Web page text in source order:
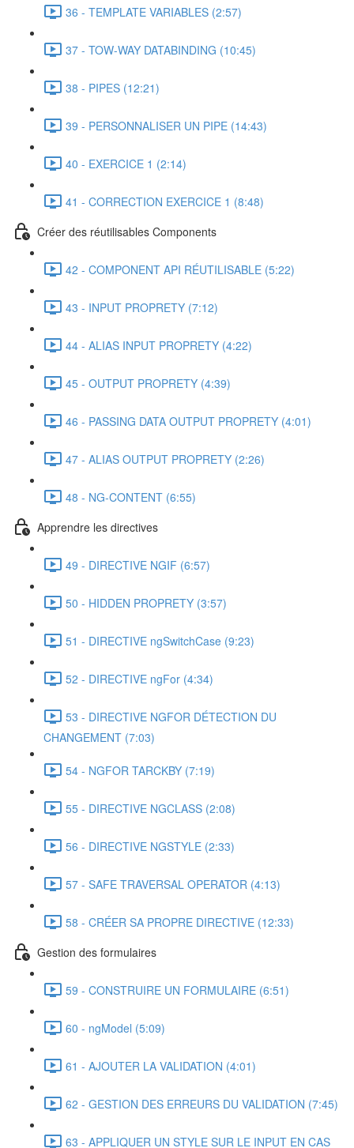
36 - TEMPLATE VARIABLES (2:57)
37 - TOW-WAY DATABINDING (10:45)
38 - PIPES (12:21)
39 - PERSONNALISER UN PIPE (14:43)
40 - EXERCICE 1 (2:14)
41 - CORRECTION EXERCICE 1 (8:48)
Créer des réutilisables Components
42 - COMPONENT API RÉUTILISABLE (5:22)
43 - INPUT PROPRETY (7:12)
44 - ALIAS INPUT PROPRETY (4:22)
45 - OUTPUT PROPRETY (4:39)
46 - PASSING DATA OUTPUT PROPRETY (4:01)
47 - ALIAS OUTPUT PROPRETY (2:26)
48 - NG-CONTENT (6:55)
Apprendre les directives
49 - DIRECTIVE NGIF (6:57)
50 - HIDDEN PROPRETY (3:57)
51 - DIRECTIVE ngSwitchCase (9:23)
52 - DIRECTIVE ngFor (4:34)
53 - DIRECTIVE NGFOR DÉTECTION DU
CHANGEMENT (7:03)
54 - NGFOR TARCKBY (7:19)
55 - DIRECTIVE NGCLASS (2:08)
56 - DIRECTIVE NGSTYLE (2:33)
57 - SAFE TRAVERSAL OPERATOR (4:13)
58 - CRÉER SA PROPRE DIRECTIVE (12:33)
Gestion des formulaires
59 - CONSTRUIRE UN FORMULAIRE (6:51)
60 - ngModel (5:09)
61 - AJOUTER LA VALIDATION (4:01)
62 - GESTION DES ERREURS DU VALIDATION (7:45)
63 - APPLIQUER UN STYLE SUR LE INPUT EN CAS